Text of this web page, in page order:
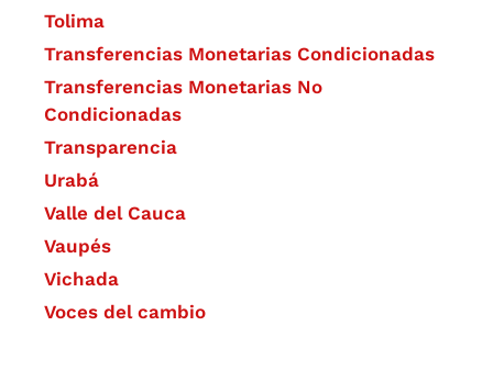
Tolima
Transferencias Monetarias Condicionadas
Transferencias Monetarias No
Condicionadas
Transparencia
Urabá
Valle del Cauca
Vaupés
Vichada
Voces del cambio